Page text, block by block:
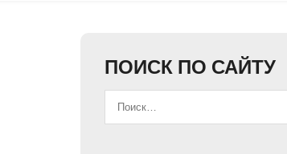
ПОИСК ПО САЙТУ